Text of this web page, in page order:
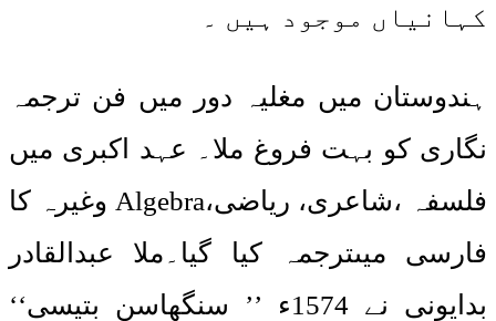
کہانیاں موجود ہیں ۔
ہندوستان میں مغلیہ دور میں فن ترجمہ
نگاری کو بہت فروغ ملا۔ عہد اکبری میں
فلسفہ ،شاعری، ریاضی،Algebra وغیرہ کا
فارسی میںترجمہ کیا گیا۔ملا عبدالقادر
بدایونی نے 1574ء ’’ سنگھاسن بتیسی‘‘